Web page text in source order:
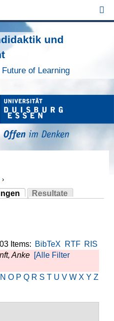
und
of Learning
›
Resultate
Items: BibTeX RTF RIS
Anke [Alle Filter
N O P Q R S T U V W X Y Z